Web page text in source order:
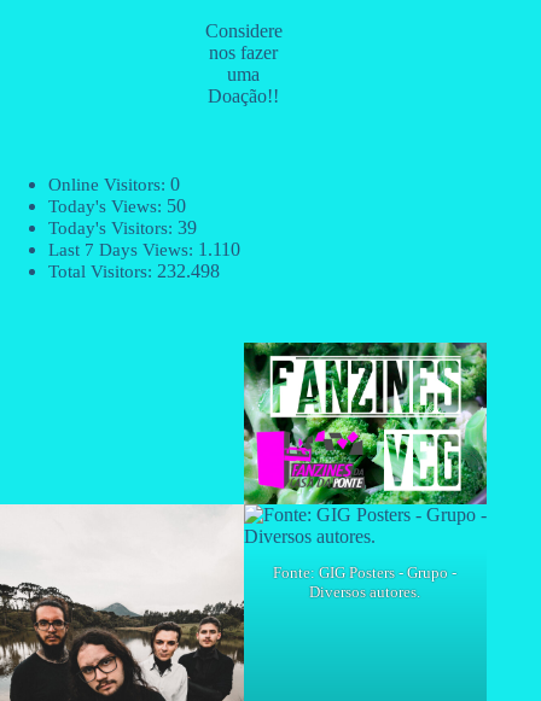
Considere
nos fazer
uma
Doação!!
Online Visitors: 0
Today's Views: 50
Today's Visitors: 39
Last 7 Days Views: 1.110
Total Visitors: 232.498
Fonte: GIG Posters - Grupo -
Diversos autores.